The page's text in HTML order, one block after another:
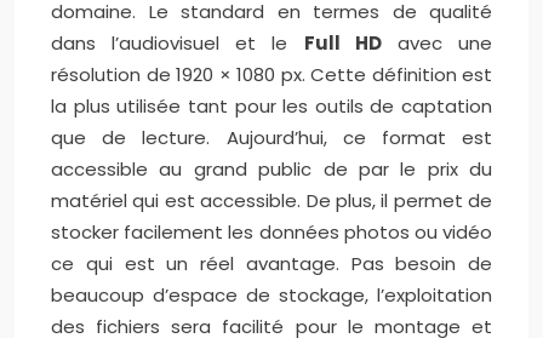
domaine. Le standard en termes de qualité
dans l’audiovisuel et le Full HDavec une
résolution de 1920 × 1080 px. Cette définition est
la plus utilisée tant pour les outils de captation
que de lecture. Aujourd’hui, ce format est
accessible au grand public de par le prix du
matériel qui est accessible. De plus, il permet de
stocker facilement les données photos ou vidéo
ce qui est un réel avantage. Pas besoin de
beaucoup d’espace de stockage, l’exploitation
des fichiers sera facilité pour le montage et